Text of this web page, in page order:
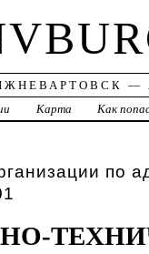
—
Карта Как